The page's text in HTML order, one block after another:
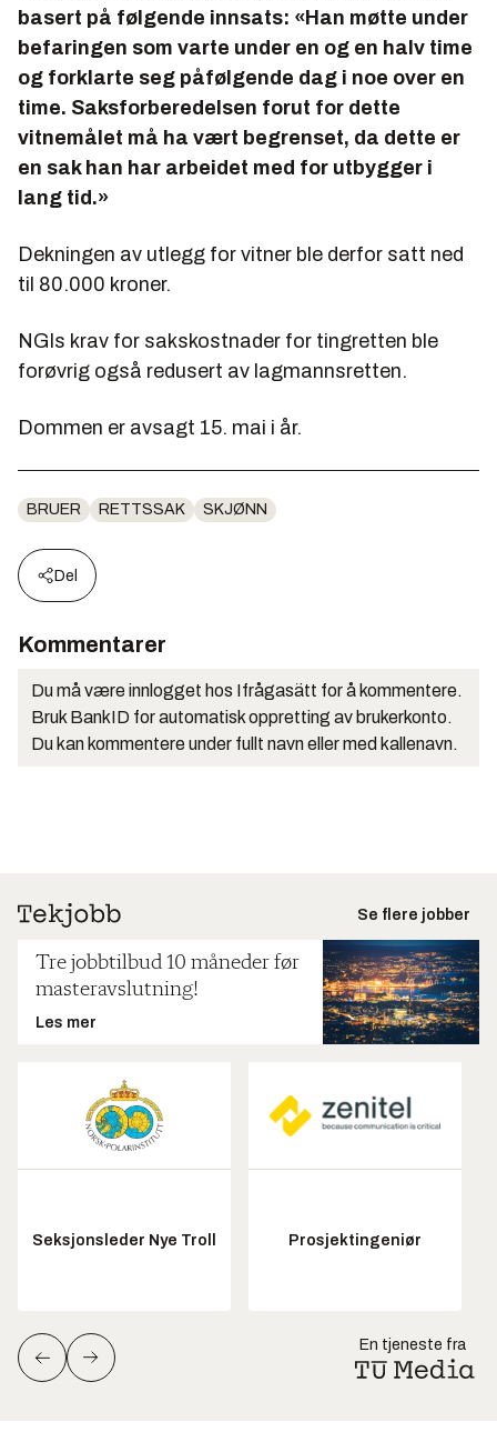
basert på følgende innsats: «Han møtte under
befaringen som varte under en og en halv time
og forklarte seg påfølgende dag i noe over en
time. Saksforberedelsen forut for dette
vitnemålet må ha vært begrenset, da dette er
en sak han har arbeidet med for utbygger i
lang tid.»
Dekningen av utlegg for vitner ble derfor satt ned
til 80.000 kroner.
NGIs krav for sakskostnader for tingretten ble
forøvrig også redusert av lagmannsretten.
Dommen er avsagt 15. mai i år.
BRUER RETTSSAK SKJØNN
Del
Kommentarer
Du må være innlogget hos Ifrågasätt for å kommentere.
Bruk BankID for automatisk oppretting av brukerkonto.
Du kan kommentere under fullt navn eller med kallenavn.
Se flere jobber
Tre jobbtilbud 10 måneder før
masteravslutning!
Les mer
Seksjonsleder Nye Troll Prosjektingeniør
En tjeneste fra